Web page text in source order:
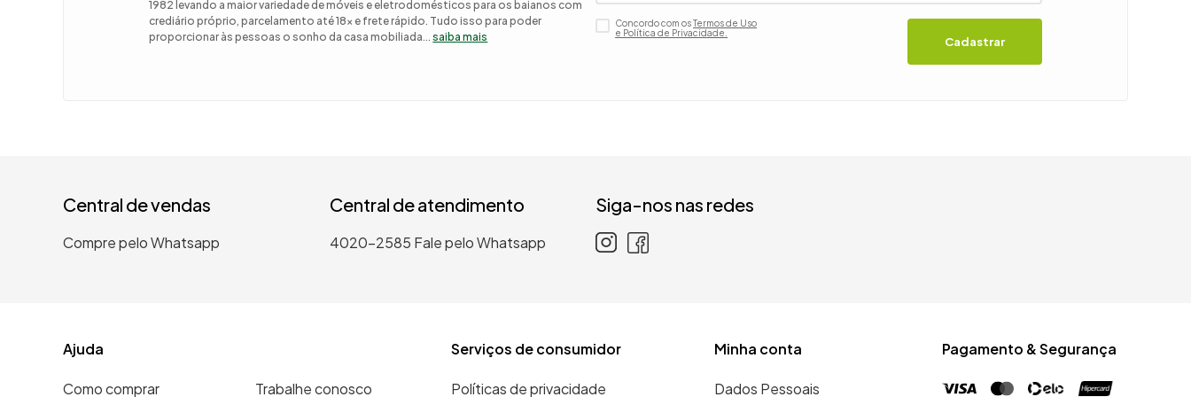
1982 levando a maior variedade de móveis e eletrodomésticos para os baianos com
crediário próprio, parcelamento até 18x e frete rápido. Tudo isso para poder
proporcionar às pessoas o sonho da casa mobiliada...saiba mais
Concordo com osTermos de Uso
e Política de Privacidade.
Cadastrar
Central de vendas
Compre pelo Whatsapp
Central de atendimento
4020-2585 Fale pelo Whatsapp
Siga-nos nas redes
Ajuda
Como comprar Trabalhe conosco
Serviços de consumidor
Políticas de privacidade
Minha conta
Dados Pessoais
Pagamento & Segurança
9º
guarda roupa casal